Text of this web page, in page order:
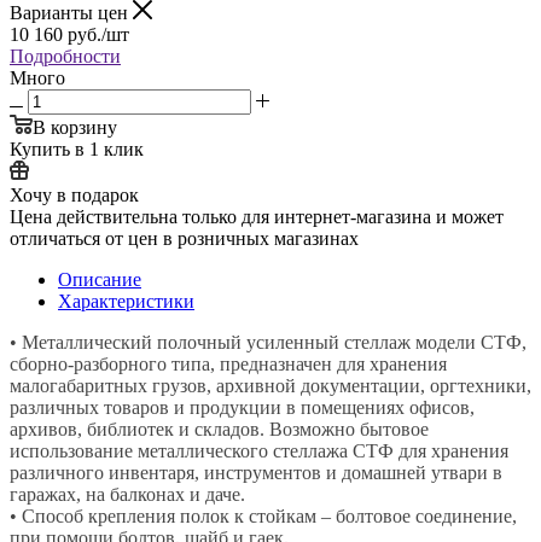
Варианты цен
10 160 руб./шт
Подробности
Много
В корзину
Купить в 1 клик
Хочу в подарок
Цена действительна только для интернет-магазина и может
отличаться от цен в розничных магазинах
Описание
Характеристики
• Металлический полочный усиленный стеллаж модели СТФ,
сборно-разборного типа, предназначен для хранения
малогабаритных грузов, архивной документации, оргтехники,
различных товаров и продукции в помещениях офисов,
архивов, библиотек и складов. Возможно бытовое
использование металлического стеллажа СТФ для хранения
различного инвентаря, инструментов и домашней утвари в
гаражах, на балконах и даче.
• Способ крепления полок к стойкам – болтовое соединение,
при помощи болтов, шайб и гаек.